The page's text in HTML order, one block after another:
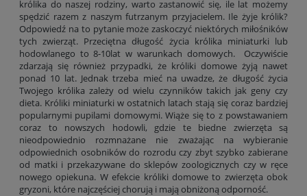
królika do naszej rodziny, warto zastanowić się, ile lat możemy
spędzić razem z naszym futrzanym przyjacielem. Ile żyje królik?
Odpowiedź na to pytanie może zaskoczyć niektórych miłośników
tych zwierząt. Przeciętna długość życia królika miniaturki lub
hodowlanego to 8-10lat w warunkach domowych. Oczywiście
zdarzają się również przypadki, że króliki domowe żyją nawet
ponad 10 lat. Jednak trzeba mieć na uwadze, że długość życia
Twojego królika zależy od wielu czynników takich jak geny czy
dieta. Króliki miniaturki w ostatnich latach stają się coraz bardziej
popularnymi pupilami domowymi. Wiąże się to z powstawaniem
coraz to nowszych hodowli, gdzie te biedne zwierzęta są
nieodpowiednio rozmnażane nie zważając na wybieranie
odpowiednich osobników do rozrodu czy zbyt szybko zabierane
od matki i przekazywane do sklepów zoologicznych czy w ręce
nowego opiekuna. W efekcie króliki domowe to zwierzęta obok
gryzoni, które najczęściej chorują i mają obniżoną odporność.